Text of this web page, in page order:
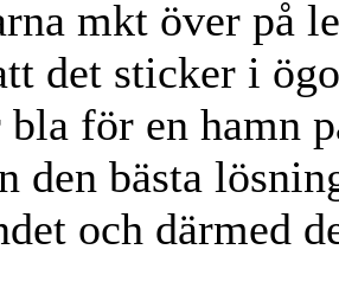
mkt över på
det sticker i
bla för en hamn
den bästa
och därmed